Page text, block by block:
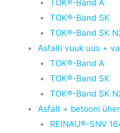
TOK®-Band A
TOK®-Band SK
TOK®-Band SK
Asfalti vuuk uus +
TOK®-Band A
TOK®-Band SK
TOK®-Band SK
Asfalt + betooni
REINAU®-SNV